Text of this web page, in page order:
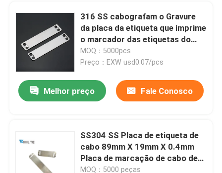
316 SS cabografam o Gravure
da placa da etiqueta que imprime
o marcador das etiquetas do
cabo do metal da impressão de
laser
MOQ：5000pcs
Preço：EXW usd0.07/pcs
Melhor preço Fale Conosco
SS304 SS Placa de etiqueta de
cabo 89mm X 19mm X 0.4mm
Placa de marcação de cabo de
gravura natural
MOQ：5000 peças